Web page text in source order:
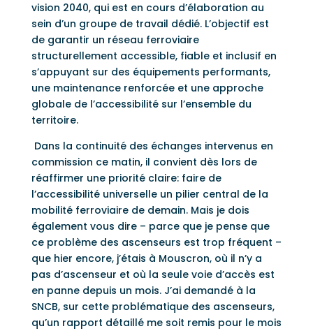
vision 2040, qui est en cours d’élaboration au
sein d’un groupe de travail dédié. L’objectif est
de garantir un réseau ferroviaire
structurellement accessible, fiable et inclusif en
s’appuyant sur des équipements performants,
une maintenance renforcée et une approche
globale de l’accessibilité sur l’ensemble du
territoire.
Dans la continuité des échanges intervenus en
commission ce matin, il convient dès lors de
réaffirmer une priorité claire: faire de
l’accessibilité universelle un pilier central de la
mobilité ferroviaire de demain. Mais je dois
également vous dire – parce que je pense que
ce problème des ascenseurs est trop fréquent –
que hier encore, j’étais à Mouscron, où il n’y a
pas d’ascenseur et où la seule voie d’accès est
en panne depuis un mois. J’ai demandé à la
SNCB, sur cette problématique des ascenseurs,
qu’un rapport détaillé me soit remis pour le mois